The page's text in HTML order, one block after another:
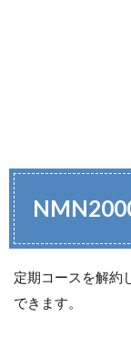
定期コースを解約
できます。